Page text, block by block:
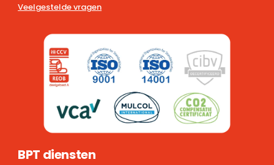
Veelgestelde vragen
BPT diensten